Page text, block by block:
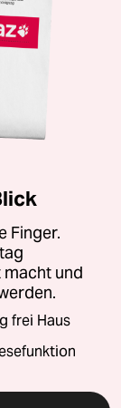
Finger.
und
frei Haus